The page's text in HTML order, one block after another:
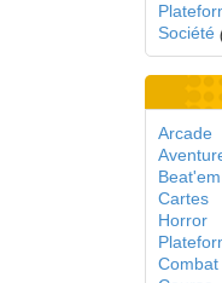
Société
Arcade
Cartes
Horror
Combat